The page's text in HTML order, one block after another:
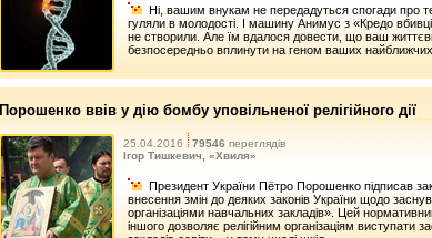
Ні, вашим внукам не передадуться спогади про
гуляли в молодості. І машину Анимус з «Кредо
не створили. Але їм вдалося довести, що ваш
безпосередньо вплинути на геном ваших найближчих
Порошенко ввів у дію бомбу уповільненої релігійного дії
25.04.2016 79546 переглядів
Ігор Тишкевич, «Хвиля»
Президент України Пётро Порошенко підписав
внесення змін до деяких законів України щодо
організаціями навчальних закладів». Цей
іншого дозволяє релігійним організаціям виступати